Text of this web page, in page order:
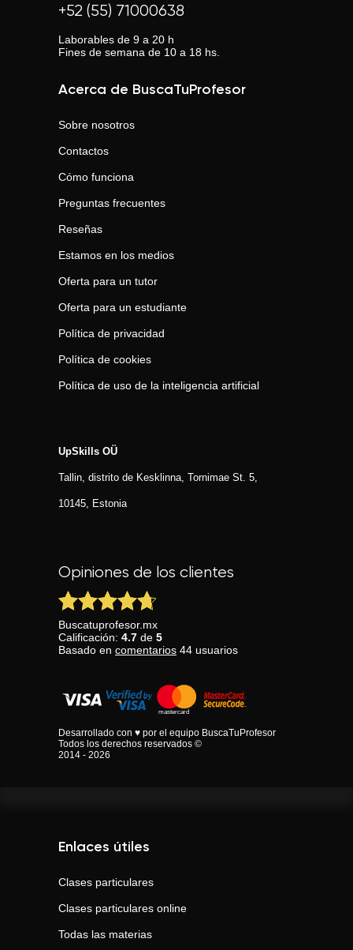
+52 (55) 71000638
Laborables de 9 a 20 h
Fines de semana de 10 a 18 hs.
Acerca de BuscaTuProfesor
Sobre nosotros
Contactos
Cómo funciona
Preguntas frecuentes
Reseñas
Estamos en los medios
Oferta para un tutor
Oferta para un estudiante
Política de privacidad
Política de cookies
Política de uso de la inteligencia artificial
UpSkills OÜ
Tallin, distrito de Kesklinna, Tornimаe St. 5,
10145, Estonia
Opiniones de los clientes
Buscatuprofesor.mx
Calificación: 4.7 de 5
Basado en comentarios 44 usuarios
Desarrollado con ♥ por el equipo BuscaTuProfesor
Todos los derechos reservados ©
2014 - 2026
Enlaces útiles
Clases particulares
Clases particulares online
Todas las materias